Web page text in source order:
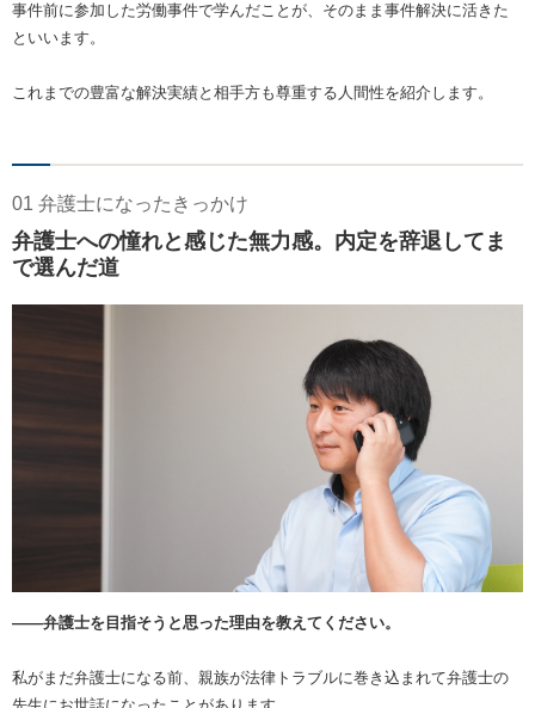
事件前に参加した労働事件で学んだことが、そのまま事件解決に活きた
といいます。
これまでの豊富な解決実績と相手方も尊重する人間性を紹介します。
01 弁護士になったきっかけ
弁護士への憧れと感じた無力感。内定を辞退してま
で選んだ道
――弁護士を目指そうと思った理由を教えてください。
私がまだ弁護士になる前、親族が法律トラブルに巻き込まれて弁護士の